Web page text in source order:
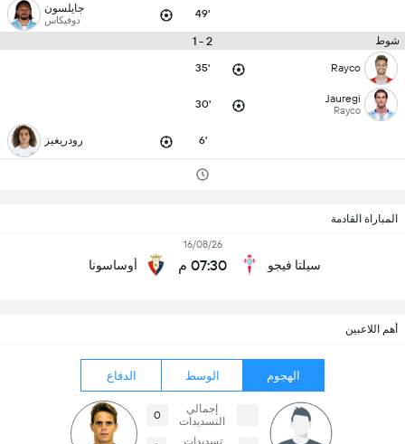
49' جايلسون
دوفيكاس
شوط 2 - 1
Rayco
35'
Jauregi
Rayco
30'
6' رودريغيز
المباراة القادمة
سيلتا فيجو
16/08/26
07:30 م أوساسونا
أهم اللاعبين
الهجوم الوسط الدفاع
إجمالي
التسديدات
0
تسديدات